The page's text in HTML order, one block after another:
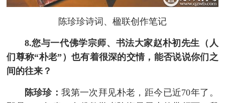
陈珍珍诗词、楹联创作笔记
8.您与一代佛学宗师、书法大家赵朴初先生（人
们尊称“朴老”）也有着很深的交情，能否说说你们之
间的往来？
陈珍珍：我第一次拜见朴老，距今已近70年了。